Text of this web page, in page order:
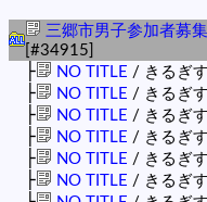
三郷市男子参加者募集
[#34915]
├ NO TITLE / きるぎ
├ NO TITLE / きるぎ
├ NO TITLE / きるぎ
├ NO TITLE / きるぎ
├ NO TITLE / きるぎ
├ NO TITLE / きるぎ